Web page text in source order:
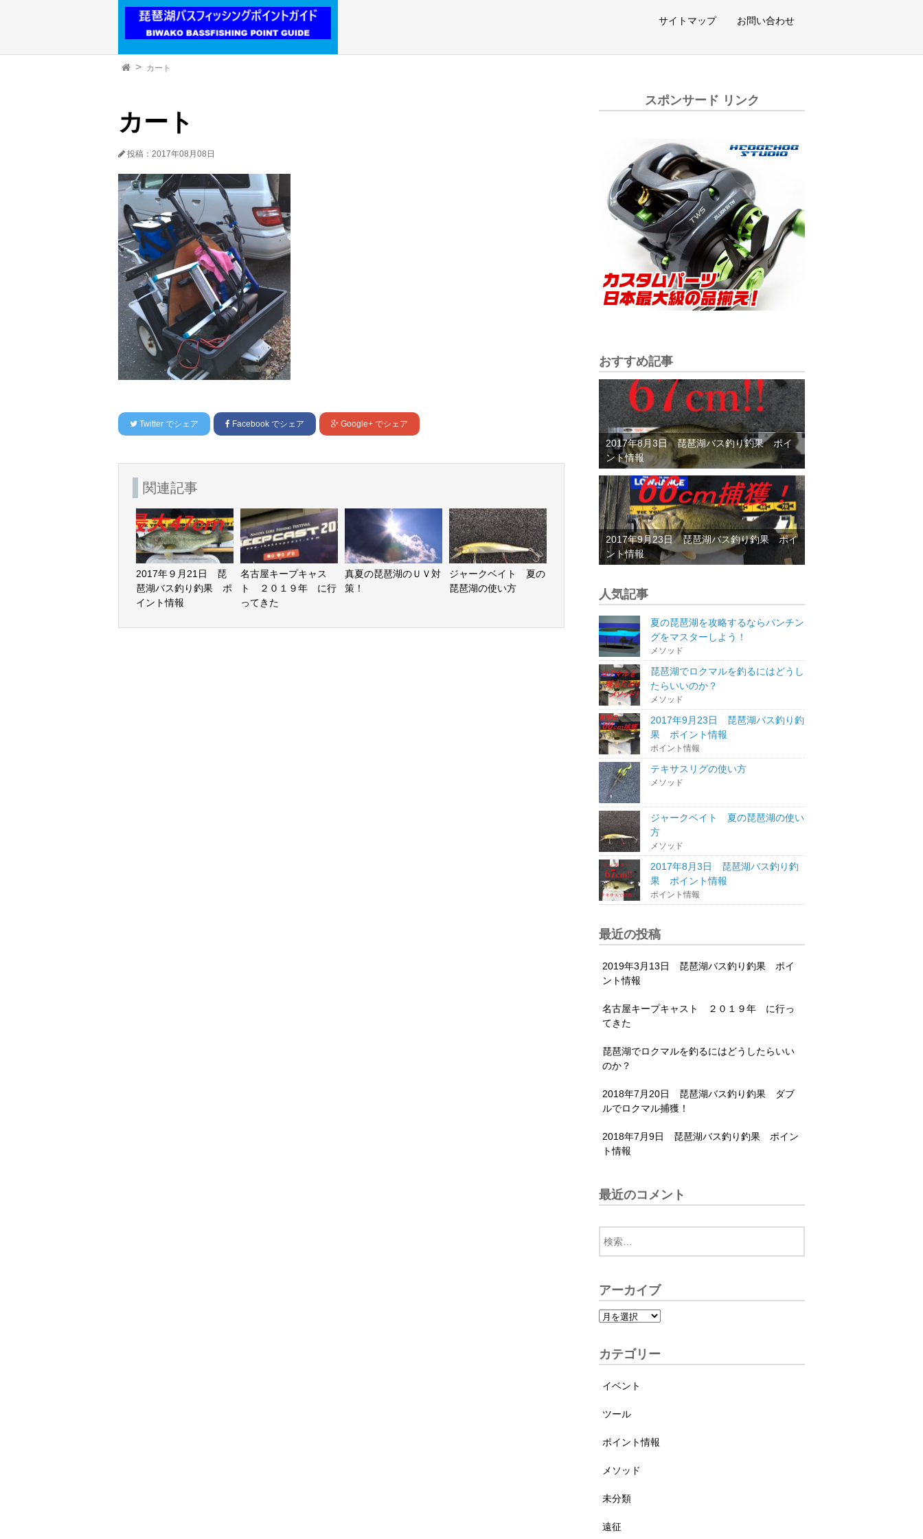
サイトマップ お問い合わせ
カート
カート
投稿：2017年08月08日
Twitter でシェア Facebook でシェア Google+ でシェア
関連記事
2017年９月21日 琵
琶湖バス釣り釣果 ポ
イント情報
名古屋キープキャス
ト ２０１９年 に行
ってきた
真夏の琵琶湖のＵＶ対
策！
ジャークベイト 夏の
琵琶湖の使い方
スポンサード リンク
おすすめ記事
2017年8月3日 琵琶湖バス釣り釣果 ポイ
ント情報
2017年9月23日 琵琶湖バス釣り釣果 ポイ
ント情報
人気記事
夏の琵琶湖を攻略するならパンチン
グをマスターしよう！
メソッド
琵琶湖でロクマルを釣るにはどうし
たらいいのか？
メソッド
2017年9月23日 琵琶湖バス釣り釣
果 ポイント情報
ポイント情報
テキサスリグの使い方
メソッド
ジャークベイト 夏の琵琶湖の使い
方
メソッド
2017年8月3日 琵琶湖バス釣り釣
果 ポイント情報
ポイント情報
最近の投稿
2019年3月13日 琵琶湖バス釣り釣果 ポイ
ント情報
名古屋キープキャスト ２０１９年 に行っ
てきた
琵琶湖でロクマルを釣るにはどうしたらいい
のか？
2018年7月20日 琵琶湖バス釣り釣果 ダブ
ルでロクマル捕獲！
2018年7月9日 琵琶湖バス釣り釣果 ポイン
ト情報
最近のコメント
アーカイブ
カテゴリー
イベント
ツール
ポイント情報
メソッド
未分類
遠征